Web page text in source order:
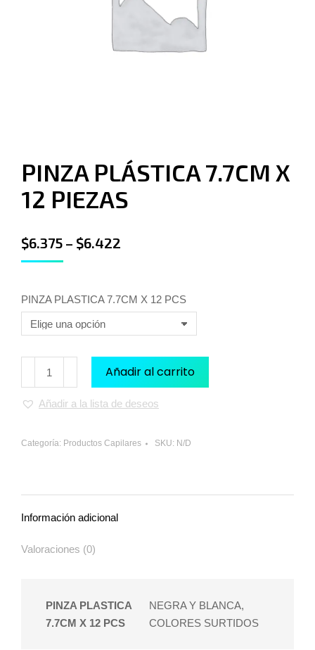
PINZA PLÁSTICA 7.7CM X
12 PIEZAS
$6.375 – $6.422
PINZA PLASTICA 7.7CM X 12 PCS
Añadir al carrito
Añadir a la lista de deseos
Categoría: Productos Capilares SKU: N/D
Información adicional
Valoraciones (0)
PINZA PLASTICA
7.7CM X 12 PCS
NEGRA Y BLANCA,
COLORES SURTIDOS